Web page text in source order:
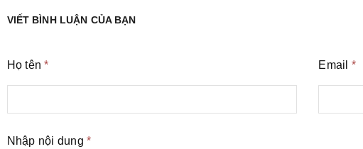
VIẾT BÌNH LUẬN CỦA BẠN
Họ tên* Email *
Nhập nội dung *